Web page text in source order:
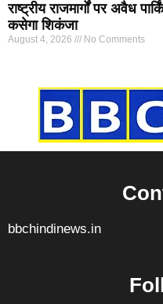
राष्ट्रीय राजमार्गों पर अवैध
कसेगा शिकंजा
August 4, 2026 No Comments
bbchindinews.in